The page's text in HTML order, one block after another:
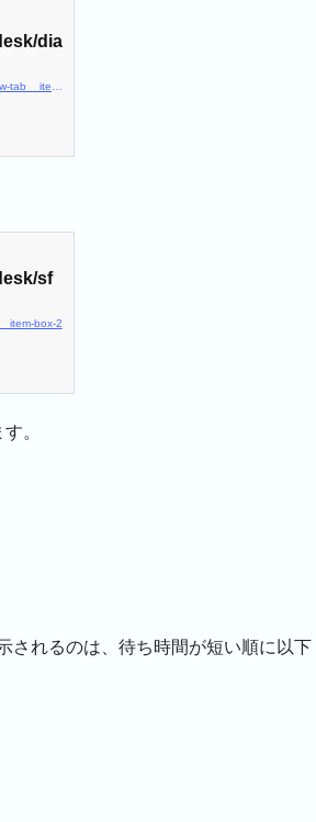
dia
sf
box-2
。
されるのは、待ち時間が短い順に以下